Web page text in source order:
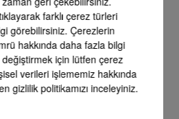
makul olarak
farklı çerez türleri
görebilirsiniz. Çerezlerin
hakkında daha fazla bilgi
değiştirmek için lütfen çerez
verileri işlememiz hakkında
gizlilik politikamızı inceleyiniz.